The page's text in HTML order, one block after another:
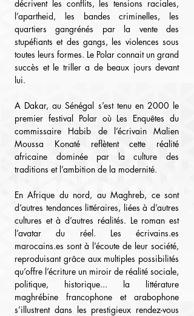
décrivent les conflits, les tensions raciales,
l’apartheid, les bandes criminelles, les
quartiers gangrénés par la vente des
stupéfiants et des gangs, les violences sous
toutes leurs formes. Le Polar connait un grand
succès et le triller a de beaux jours devant
lui.
A Dakar, au Sénégal s’est tenu en 2000 le
premier festival Polar où Les Enquêtes du
commissaire Habib de l’écrivain Malien
Moussa Konaté reflètent cette réalité
africaine dominée par la culture des
traditions et l’ambition de la modernité.
En Afrique du nord, au Maghreb, ce sont
d’autres tendances littéraires, liées à d’autres
cultures et à d’autres réalités. Le roman est
l’avatar du réel. Les écrivains.es
marocains.es sont à l’écoute de leur société,
reproduisant grâce aux multiples possibilités
qu’offre l’écriture un miroir de réalité sociale,
politique, historique... la littérature
maghrébine francophone et arabophone
s’illustrent dans les prestigieux rendez-vous